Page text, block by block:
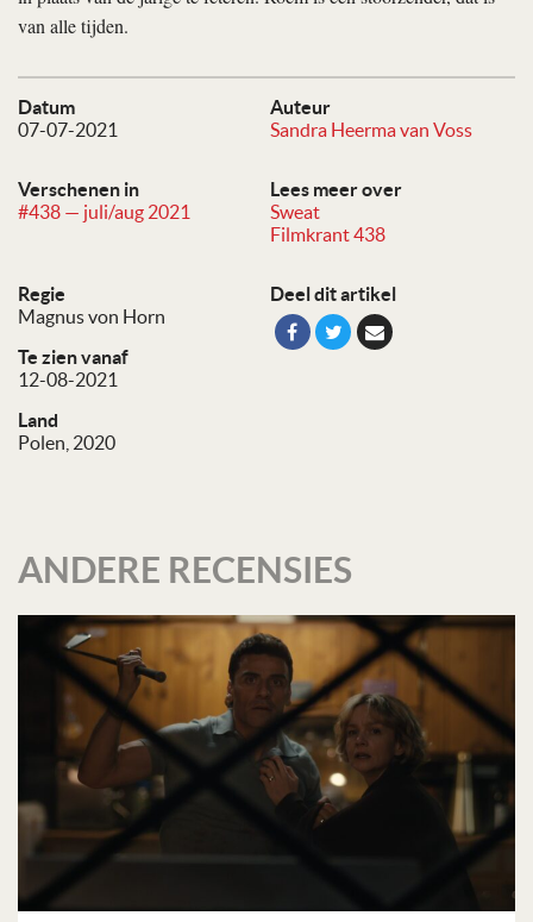
Datum
07-07-2021
Auteur
Sandra Heerma van Voss
Verschenen in
#438 — juli/aug 2021
Lees meer over
Sweat
Filmkrant 438
Regie
Magnus von Horn
Te zien vanaf
12-08-2021
Land
Polen, 2020
Deel dit artikel
van alle tijden.
ANDERE RECENSIES